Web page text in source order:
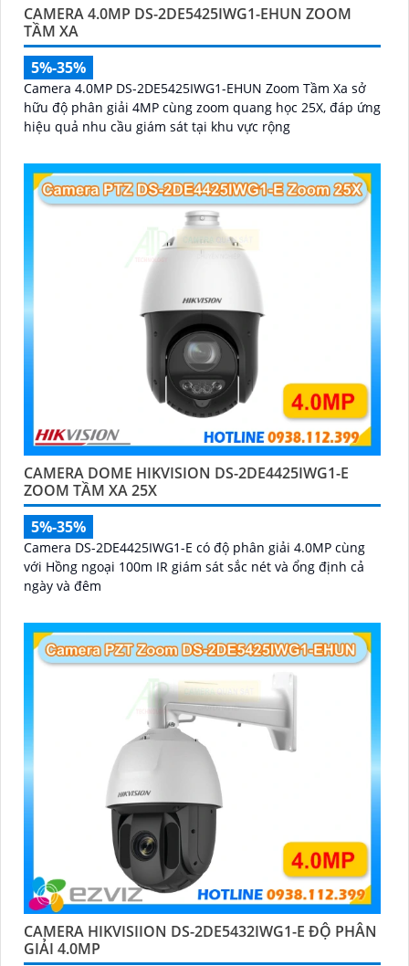
CAMERA 4.0MP DS-2DE5425IWG1-EHUN ZOOM
TẦM XA
5%-35%
Camera 4.0MP DS-2DE5425IWG1-EHUN Zoom Tầm Xa sở
hữu độ phân giải 4MP cùng zoom quang học 25X, đáp ứng
hiệu quả nhu cầu giám sát tại khu vực rộng
CAMERA DOME HIKVISION DS-2DE4425IWG1-E
ZOOM TẦM XA 25X
5%-35%
Camera DS-2DE4425IWG1-E có độ phân giải 4.0MP cùng
với Hồng ngoại 100m IR giám sát sắc nét và ổng định cả
ngày và đêm
CAMERA HIKVISIION DS-2DE5432IWG1-E ĐỘ PHÂN
GIẢI 4.0MP